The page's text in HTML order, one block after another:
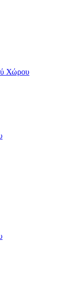
Χώρου